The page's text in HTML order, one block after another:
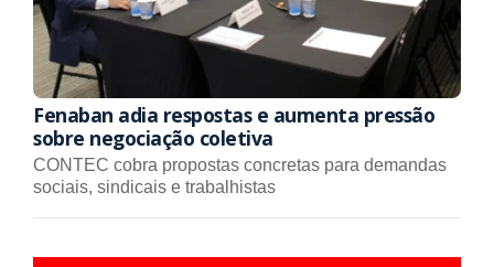
Fenaban adia respostas e aumenta pressão
sobre negociação coletiva
CONTEC cobra propostas concretas para demandas
sociais, sindicais e trabalhistas